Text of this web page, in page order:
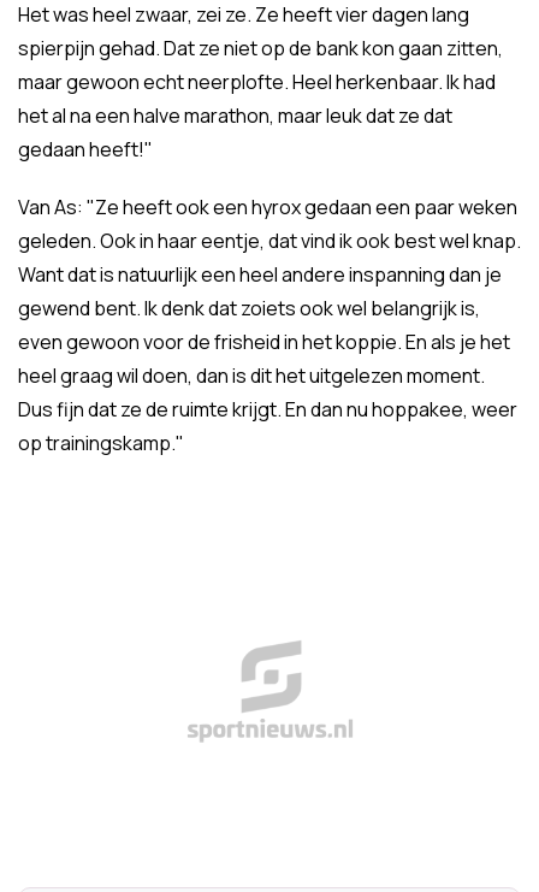
Het was heel zwaar, zei ze. Ze heeft vier dagen lang
spierpijn gehad. Dat ze niet op de bank kon gaan zitten,
maar gewoon echt neerplofte. Heel herkenbaar. Ik had
het al na een halve marathon, maar leuk dat ze dat
gedaan heeft!"
Van As: "Ze heeft ook een hyrox gedaan een paar weken
geleden. Ook in haar eentje, dat vind ik ook best wel knap.
Want dat is natuurlijk een heel andere inspanning dan je
gewend bent. Ik denk dat zoiets ook wel belangrijk is,
even gewoon voor de frisheid in het koppie. En als je het
heel graag wil doen, dan is dit het uitgelezen moment.
Dus fijn dat ze de ruimte krijgt. En dan nu hoppakee, weer
op trainingskamp."